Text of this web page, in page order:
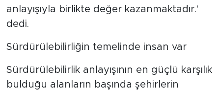
anlayışıyla birlikte değer kazanmaktadır.'
dedi.
Sürdürülebilirliğin temelinde insan var
Sürdürülebilirlik anlayışının en güçlü karşılık
bulduğu alanların başında şehirlerin